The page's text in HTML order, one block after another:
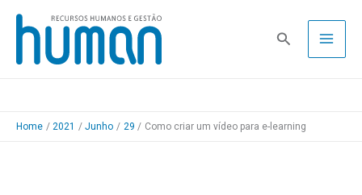
Skip
content
Pesquisa
Home 2021 Junho 29 Como criar um vídeo para e-learning